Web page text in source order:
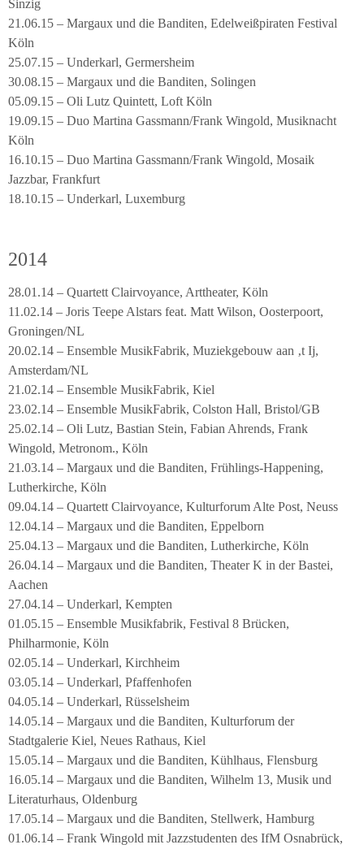
Sinzig
21.06.15 – Margaux und die Banditen, Edelweißpiraten Festival
Köln
25.07.15 – Underkarl, Germersheim
30.08.15 – Margaux und die Banditen, Solingen
05.09.15 – Oli Lutz Quintett, Loft Köln
19.09.15 – Duo Martina Gassmann/Frank Wingold, Musiknacht
Köln
16.10.15 – Duo Martina Gassmann/Frank Wingold, Mosaik
Jazzbar, Frankfurt
18.10.15 – Underkarl, Luxemburg
2014
28.01.14 – Quartett Clairvoyance, Arttheater, Köln
11.02.14 – Joris Teepe Alstars feat. Matt Wilson, Oosterpoort,
Groningen/NL
20.02.14 – Ensemble MusikFabrik, Muziekgebouw aan ‚t Ij,
Amsterdam/NL
21.02.14 – Ensemble MusikFabrik, Kiel
23.02.14 – Ensemble MusikFabrik, Colston Hall, Bristol/GB
25.02.14 – Oli Lutz, Bastian Stein, Fabian Ahrends, Frank
Wingold, Metronom., Köln
21.03.14 – Margaux und die Banditen, Frühlings-Happening,
Lutherkirche, Köln
09.04.14 – Quartett Clairvoyance, Kulturforum Alte Post, Neuss
12.04.14 – Margaux und die Banditen, Eppelborn
25.04.13 – Margaux und die Banditen, Lutherkirche, Köln
26.04.14 – Margaux und die Banditen, Theater K in der Bastei,
Aachen
27.04.14 – Underkarl, Kempten
01.05.15 – Ensemble Musikfabrik, Festival 8 Brücken,
Philharmonie, Köln
02.05.14 – Underkarl, Kirchheim
03.05.14 – Underkarl, Pfaffenhofen
04.05.14 – Underkarl, Rüsselsheim
14.05.14 – Margaux und die Banditen, Kulturforum der
Stadtgalerie Kiel, Neues Rathaus, Kiel
15.05.14 – Margaux und die Banditen, Kühlhaus, Flensburg
16.05.14 – Margaux und die Banditen, Wilhelm 13, Musik und
Literaturhaus, Oldenburg
17.05.14 – Margaux und die Banditen, Stellwerk, Hamburg
01.06.14 – Frank Wingold mit Jazzstudenten des IfM Osnabrück,